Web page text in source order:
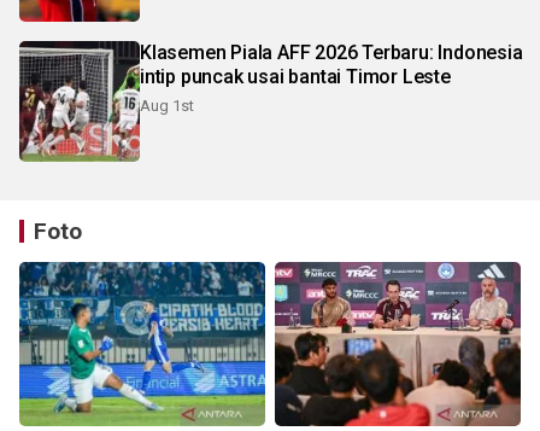
Klasemen Piala AFF 2026 Terbaru: Indonesia
intip puncak usai bantai Timor Leste
Aug 1st
Foto